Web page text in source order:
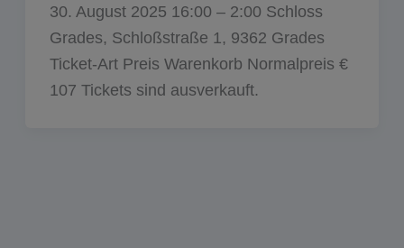
30. August 2025 16:00 – 2:00 Schloss
Grades, Schloßstraße 1, 9362 Grades
Ticket-Art Preis Warenkorb Normalpreis €
107 Tickets sind ausverkauft.